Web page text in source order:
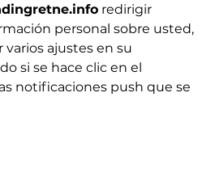
redirigir
personal sobre usted,
ajustes en su
si se hace clic en el
notificaciones push que se